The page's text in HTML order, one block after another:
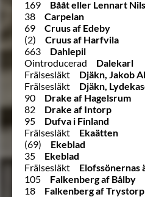
169
Bååt eller Lennart
38
Carpelan
69
Cruus af Edeby
(2)
Cruus af Harfvila
663
Dahlepil
Ointroducerad
Dalekarl
Frälsesläkt
Djäkn, Jakob
Frälsesläkt
Djäkn,
90
Drake af Hagelsrum
82
Drake af Intorp
95
Dufva i Finland
Frälsesläkt
Ekaätten
(69)
Ekeblad
35
Ekeblad
Frälsesläkt
Elofssönernas
105
Falkenberg af Bålby
18
Falkenberg af Trystorp